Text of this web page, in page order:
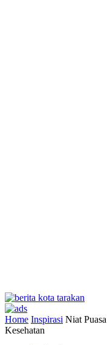
Home Inspirasi Niat
Kesehatan